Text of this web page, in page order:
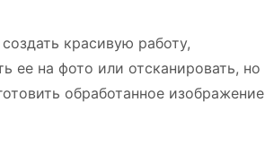
красивую работу,
ее на фото или отсканировать, но
обработанное изображение